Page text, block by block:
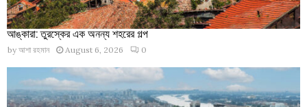
আঙ্কারা: তুরস্কের এক অনন্য শহরের গল্প
by আশা রহমান August 6, 2026 0